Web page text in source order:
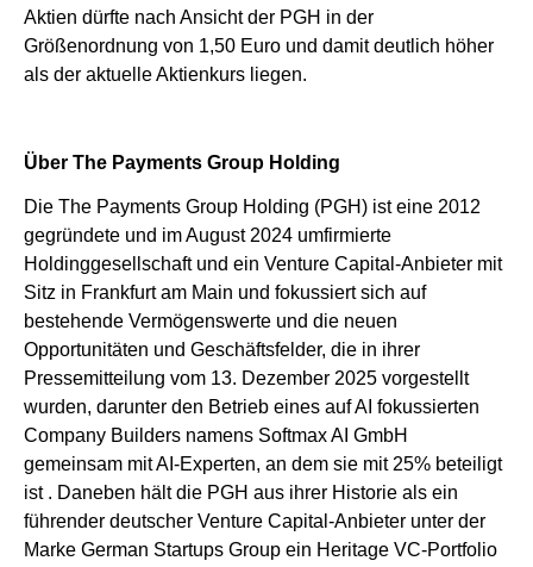
Aktien dürfte nach Ansicht der PGH in der
Größenordnung von 1,50 Euro und damit deutlich höher
als der aktuelle Aktienkurs liegen.
Über The Payments Group Holding
Die The Payments Group Holding (PGH) ist eine 2012
gegründete und im August 2024 umfirmierte
Holdinggesellschaft und ein Venture Capital-Anbieter mit
Sitz in Frankfurt am Main und fokussiert sich auf
bestehende Vermögenswerte und die neuen
Opportunitäten und Geschäftsfelder, die in ihrer
Pressemitteilung vom 13. Dezember 2025 vorgestellt
wurden, darunter den Betrieb eines auf AI fokussierten
Company Builders namens Softmax AI GmbH
gemeinsam mit AI-Experten, an dem sie mit 25% beteiligt
ist . Daneben hält die PGH aus ihrer Historie als ein
führender deutscher Venture Capital-Anbieter unter der
Marke German Startups Group ein Heritage VC-Portfolio